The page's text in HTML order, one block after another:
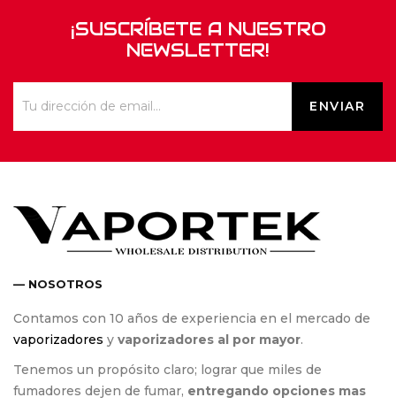
¡SUSCRÍBETE A NUESTRO
NEWSLETTER!
— NOSOTROS
Contamos con 10 años de experiencia en el mercado de
vaporizadores y vaporizadores al por mayor.
Tenemos un propósito claro; lograr que miles de
fumadores dejen de fumar, entregando opciones mas